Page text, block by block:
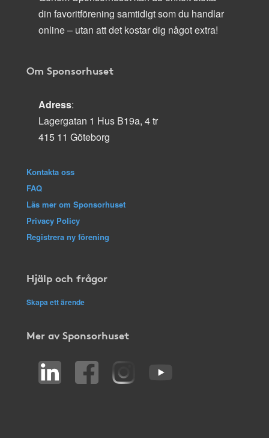
din favoritförening samtidigt som du handlar
online – utan att det kostar dig något extra!
Om Sponsorhuset
Adress:
Lagergatan 1 Hus B19a, 4 tr
415 11 Göteborg
Kontakta oss
FAQ
Läs mer om Sponsorhuset
Privacy Policy
Registrera ny förening
Hjälp och frågor
Skapa ett ärende
Mer av Sponsorhuset